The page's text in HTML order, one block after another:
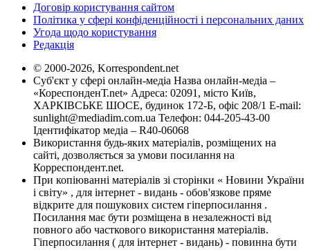
Договір користування сайтом
Політика у сфері конфіденційності і персональних даних
Угода щодо користування
Редакція
© 2000-2026, Korrespondent.net
Суб'єкт у сфері онлайн-медіа Назва онлайн-медіа –
«КореспонденТ.net» Адреса: 02091, місто Київ,
ХАРКІВСЬКЕ ШОСЕ, будинок 172-Б, офіс 208/1 E-mail:
sunlight@mediadim.com.ua Телефон: 044-205-43-00
Ідентифікатор медіа – R40-06068
Використання будь-яких матеріалів, розміщених на
сайті, дозволяється за умови посилання на
Корреспондент.net.
При копіюванні матеріалів зі сторінки « Новини України
і світу» , для інтернет - видань - обов'язкове пряме
відкрите для пошукових систем гіперпосилання .
Посилання має бути розміщена в незалежності від
повного або часткового використання матеріалів.
Гіперпосилання ( для інтернет - видань) - повинна бути